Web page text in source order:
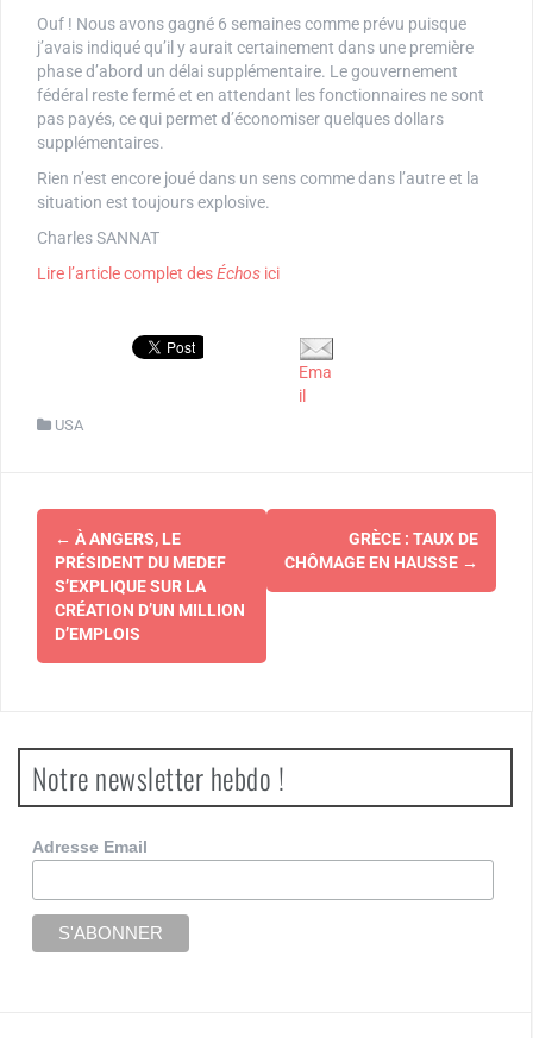
Ouf ! Nous avons gagné 6 semaines comme prévu puisque
j’avais indiqué qu’il y aurait certainement dans une première
phase d’abord un délai supplémentaire. Le gouvernement
fédéral reste fermé et en attendant les fonctionnaires ne sont
pas payés, ce qui permet d’économiser quelques dollars
supplémentaires.
Rien n’est encore joué dans un sens comme dans l’autre et la
situation est toujours explosive.
Charles SANNAT
Lire l’article complet desÉchos ici
Ema
il
USA
Navigation
d'article
← À ANGERS, LE
PRÉSIDENT DU MEDEF
S’EXPLIQUE SUR LA
CRÉATION D’UN MILLION
D’EMPLOIS
GRÈCE : TAUX DE
CHÔMAGE EN HAUSSE →
Notre newsletter hebdo !
Adresse Email